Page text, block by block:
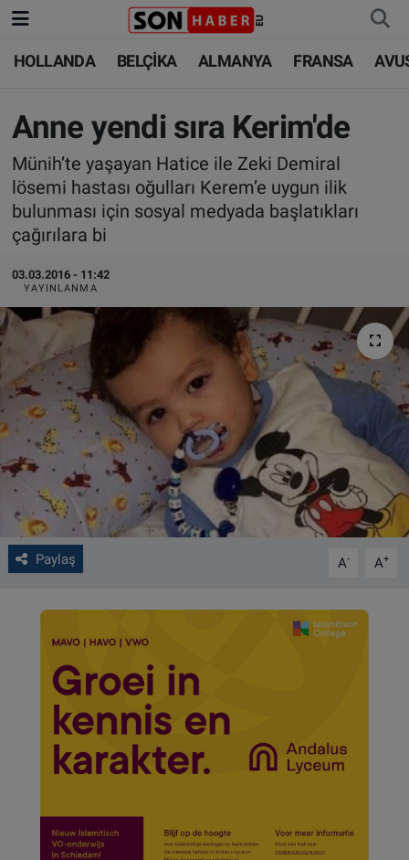
HOLLANDA BELÇİKA ALMANYA FRANSA
Anne yendi sıra Kerim'de
Münih’te yaşayan Hatice ile Zeki Demiral
lösemi hastası oğulları Kerem’e uygun ilik
bulunması için sosyal medyada başlatıkları
çağırılara bi
03.03.2016 - 11:42
YAYINLANMA
Paylaş A- A+
HOLLANDA
BELÇİKA
ALMANYA
FRANSA
SAĞLIK - YAŞAM
BİLİM-TEKNOLOJİ
HOLLANDA
BELÇİKA
ALMANYA
TÜRKİYE
BİLİM-TEKNOLOJİ
SAĞLIK
FOTO GALERİ
VIDEO GALERİ
ALGEMENE VOORWAARDEN
CONTACT
Nöbetçi Eczaneler
Hava Durumu
Trafik Durumu
Süper Lig Puan Durumu ve Fikstür
Son Dakika Haberleri
Haber Arşivi